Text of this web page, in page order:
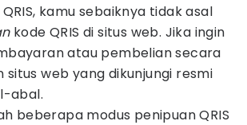
kamu sebaiknya tidak asal
kode QRIS di situs web. Jika ingin
atau pembelian secara
situs web yang dikunjungi resmi
abal.
beberapa modus penipuan QRIS